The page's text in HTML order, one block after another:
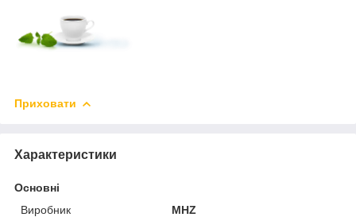
Приховати
Характеристики
Основні
Виробник
MHZ